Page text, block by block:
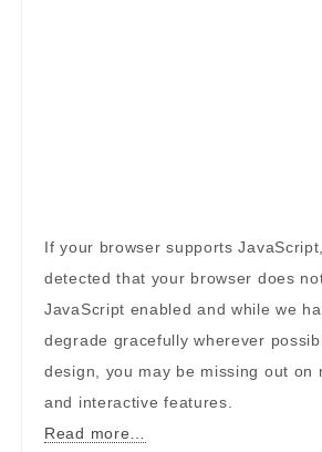
If your browser supports
detected that your browser does
JavaScript enabled and while we
degrade gracefully wherever
design, you may be missing out on
and interactive features.
Read more…